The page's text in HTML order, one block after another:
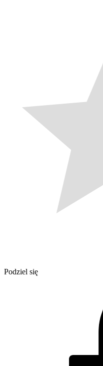
Podziel się